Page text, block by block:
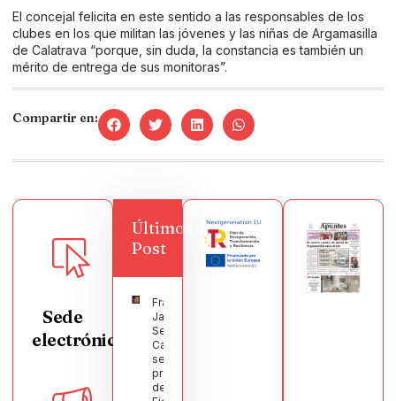
El concejal felicita en este sentido a las responsables de los
clubes en los que militan las jóvenes y las niñas de Argamasilla
de Calatrava “porque, sin duda, la constancia es también un
mérito de entrega de sus monitoras”.
Compartir en:
Sede
electrónica
Últimos
Post
Francisco
Javier
Segura
Castellanos
será el
pregonero
de las